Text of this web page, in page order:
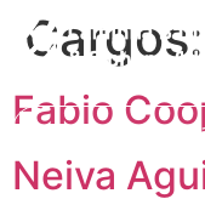
Dhub -
Cargos:
Fabio
Neiva